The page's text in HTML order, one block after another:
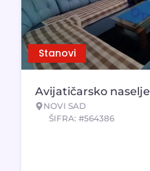
Stanovi
Avijatičarsko naselje
NOVI SAD
ŠIFRA: #564386